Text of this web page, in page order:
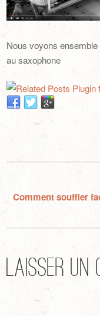
Nous voyons
au saxophone
Comment souffler
Laisser un